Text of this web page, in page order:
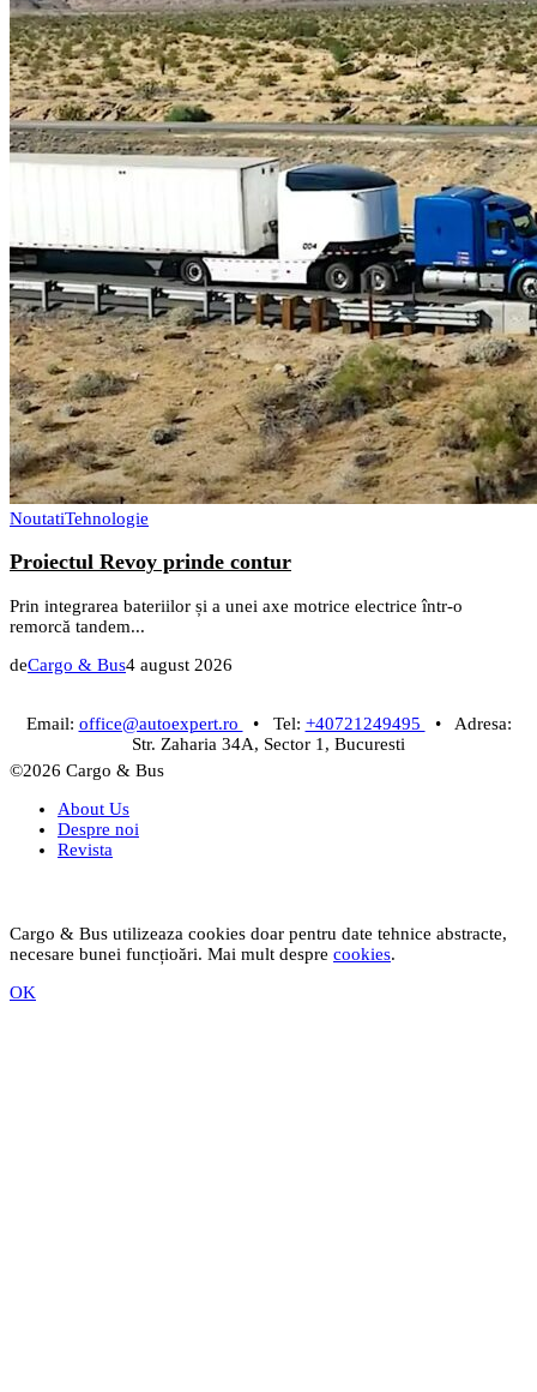
NoutatiTehnologie
Proiectul Revoy prinde contur
Prin integrarea bateriilor și a unei axe motrice electrice într-o
remorcă tandem...
deCargo & Bus4 august 2026
Email: office@autoexpert.ro • Tel: +40721249495
• Adresa:
Str. Zaharia 34A, Sector 1, Bucuresti
©2026 Cargo & Bus
About Us
Despre noi
Revista
Cargo & Bus utilizeaza cookies doar pentru date tehnice abstracte,
necesare bunei funcțioări. Mai mult despre cookies.
OK